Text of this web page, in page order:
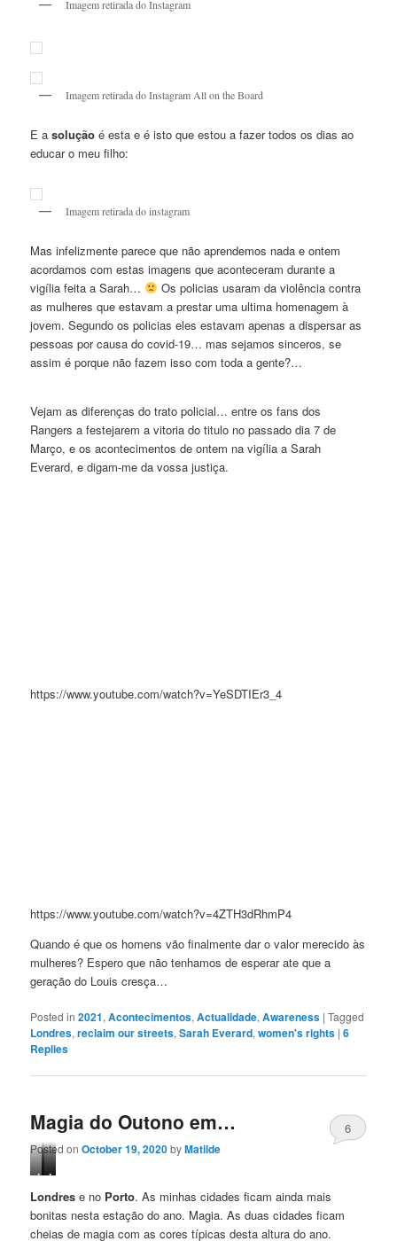
Imagem retirada do Instagram
Imagem retirada do Instagram All on the Board
E asolução é esta e é isto que estou a fazer todos os dias ao
educar o meu filho:
Imagem retirada do instagram
Mas infelizmente parece que não aprendemos nada e ontem
acordamos com estas imagens que aconteceram durante a
vigília feita a Sarah…
Os policias usaram da violência contra
as mulheres que estavam a prestar uma ultima homenagem à
jovem. Segundo os policias eles estavam apenas a dispersar as
pessoas por causa do covid-19… mas sejamos sinceros, se
assim é porque não fazem isso com toda a gente?…
Vejam as diferenças do trato policial… entre os fans dos
Rangers a festejarem a vitoria do titulo no passado dia 7 de
Março, e os acontecimentos de ontem na vigília a Sarah
Everard, e digam-me da vossa justiça.
https://www.youtube.com/watch?v=YeSDTIEr3_4
https://www.youtube.com/watch?v=4ZTH3dRhmP4
Quando é que os homens vão finalmente dar o valor merecido às
mulheres? Espero que não tenhamos de esperar ate que a
geração do Louis cresça…
Posted in 2021,Acontecimentos,Actualidade,Awareness |Tagged
Londres,reclaim our streets,Sarah Everard,women's rights |6
Replies
Magia do Outono em…
Posted onOctober 19, 2020byMatilde
6
Imagem
retirada
do
goole
–
Imagens
da
minha
autoria
–
Imagem
retirada
do
Google
–
Londres e no Porto. As minhas cidades ficam ainda mais
bonitas nesta estação do ano. Magia. As duas cidades ficam
cheias de magia com as cores típicas desta altura do ano.